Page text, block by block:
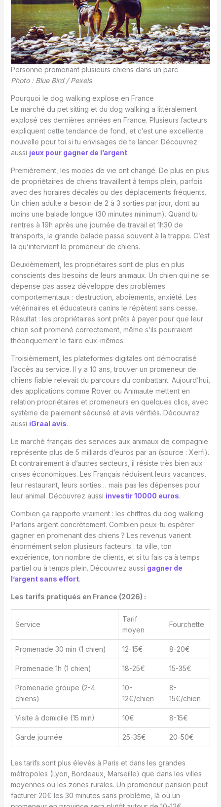
Personne promenant plusieurs chiens dans un parc
Photo : Blue Bird / Pexels
Pourquoi le dog walking explose en France
Le marché du pet sitting et du dog walking a littéralement
explosé ces dernières années en France. Plusieurs facteurs
expliquent cette tendance de fond, et c’est une excellente
nouvelle pour toi si tu envisages de te lancer. Découvrez
aussi jeux pour gagner de l’argent.
Premièrement, les modes de vie ont changé. De plus en plus
de propriétaires de chiens travaillent à temps plein, parfois
avec des horaires décalés ou des déplacements fréquents.
Un chien adulte a besoin de 2 à 3 sorties par jour, dont au
moins une balade longue (30 minutes minimum). Quand tu
rentres à 19h après une journée de travail et 1h30 de
transports, la grande balade passe souvent à la trappe. C’est
là qu’intervient le promeneur de chiens.
Deuxièmement, les propriétaires sont de plus en plus
conscients des besoins de leurs animaux. Un chien qui ne se
dépense pas assez développe des problèmes
comportementaux : destruction, aboiements, anxiété. Les
vétérinaires et éducateurs canins le répètent sans cesse.
Résultat : les propriétaires sont prêts à payer pour que leur
chien soit promené correctement, même s’ils pourraient
théoriquement le faire eux-mêmes.
Troisièmement, les plateformes digitales ont démocratisé
l’accès au service. Il y a 10 ans, trouver un promeneur de
chiens fiable relevait du parcours du combattant. Aujourd’hui,
des applications comme Rover ou Animaute mettent en
relation propriétaires et promeneurs en quelques clics, avec
système de paiement sécurisé et avis vérifiés. Découvrez
aussi iGraal avis.
Le marché français des services aux animaux de compagnie
représente plus de 5 milliards d’euros par an (source : Xerfi).
Et contrairement à d’autres secteurs, il résiste très bien aux
crises économiques. Les Français réduisent leurs vacances,
leur restaurant, leurs sorties… mais pas les dépenses pour
leur animal. Découvrez aussi investir 10000 euros.
Combien ça rapporte vraiment : les chiffres du dog walking
Parlons argent concrètement. Combien peux-tu espérer
gagner en promenant des chiens ? Les revenus varient
énormément selon plusieurs facteurs : ta ville, ton
expérience, ton nombre de clients, et si tu fais ça à temps
partiel ou à temps plein. Découvrez aussi gagner de
l’argent sans effort.
Les tarifs pratiqués en France (2026) :
Service
Tarif
moyen
Fourchette
Promenade 30 min (1 chien) 12-15€ 8-20€
Promenade 1h (1 chien) 18-25€ 15-35€
Promenade groupe (2-4
chiens)
10-
12€/chien
8-
15€/chien
Visite à domicile (15 min) 10€ 8-15€
Garde journée 25-35€ 20-50€
Les tarifs sont plus élevés à Paris et dans les grandes
métropoles (Lyon, Bordeaux, Marseille) que dans les villes
moyennes ou les zones rurales. Un promeneur parisien peut
facturer 20€ les 30 minutes sans problème, là où un